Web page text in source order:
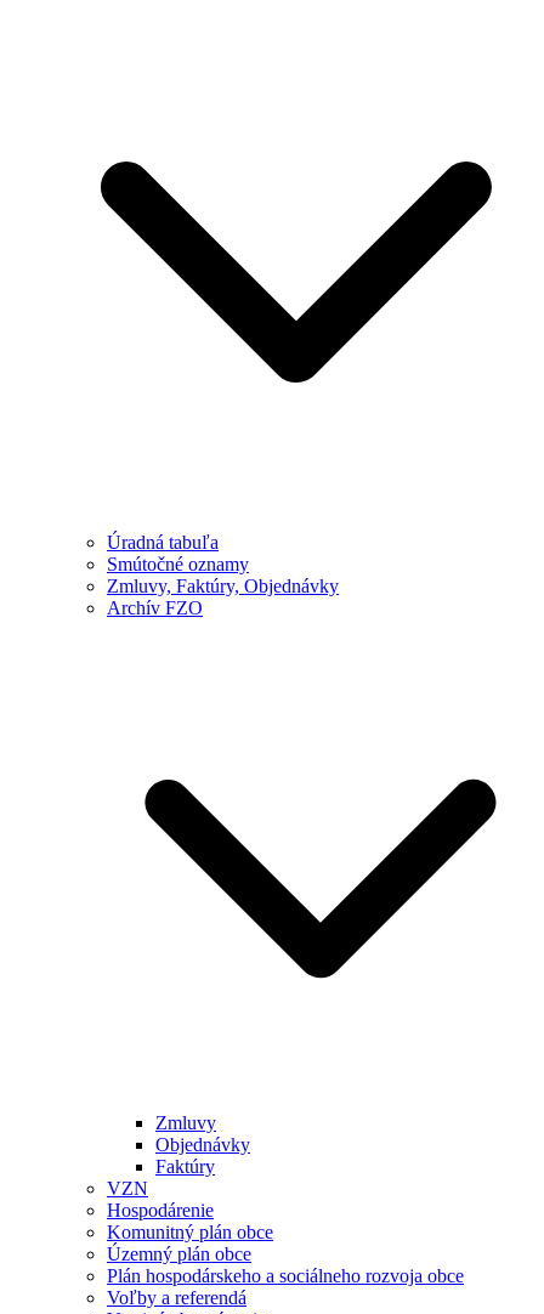
Úradná tabuľa
Smútočné oznamy
Zmluvy, Faktúry, Objednávky
Archív FZO
Zmluvy
Objednávky
Faktúry
VZN
Hospodárenie
Komunitný plán obce
Územný plán obce
Plán hospodárskeho a sociálneho rozvoja obce
Voľby a referendá